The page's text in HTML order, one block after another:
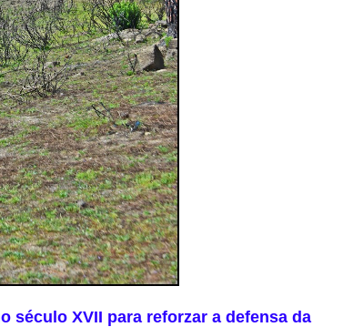
XVII para reforzar a defensa da